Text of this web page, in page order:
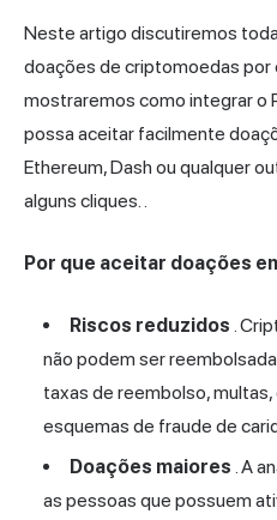
Neste artigo discutiremos
doações de criptomoedas por
mostraremos como integrar o
possa aceitar facilmente
Ethereum, Dash ou qualquer
alguns cliques. .
Por que aceitar doações
Riscos reduzidos .
não podem ser
taxas de reembolso,
esquemas de fraude de
Doações maiores . A
as pessoas que possuem